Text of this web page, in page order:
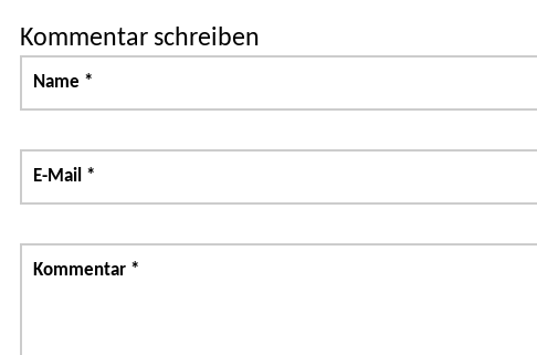
Kommentar schreiben
Name *
E-Mail *
Kommentar *